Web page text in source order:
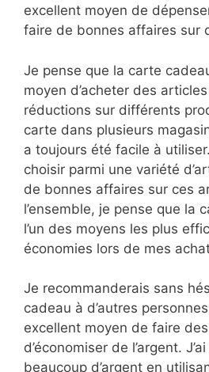
excellent moyen de
faire de bonnes affaires sur
Je pense que la carte
moyen d’acheter des
réductions sur différents
carte dans plusieurs
a toujours été facile à
choisir parmi une variété
de bonnes affaires sur ces
l’ensemble, je pense que la
l’un des moyens les plus
économies lors de mes
Je recommanderais sans
cadeau à d’autres
excellent moyen de faire
d’économiser de l’argent.
beaucoup d’argent en